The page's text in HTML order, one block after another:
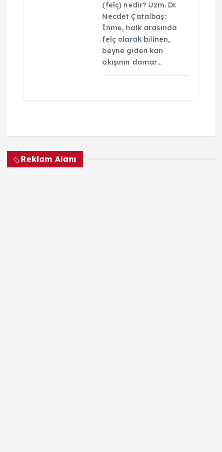
(felç) nedir? Uzm. Dr.
Necdet Çatalbaş:
İnme, halk arasında
felç olarak bilinen,
beyne giden kan
akışının damar…
Reklam Alanı